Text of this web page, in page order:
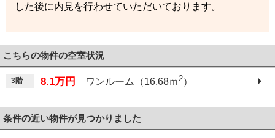
した後に内見を行わせていただいております。
こちらの物件の空室状況
3階 8.1万円 ワンルーム（16.68ｍ 2）
条件の近い物件が見つかりました